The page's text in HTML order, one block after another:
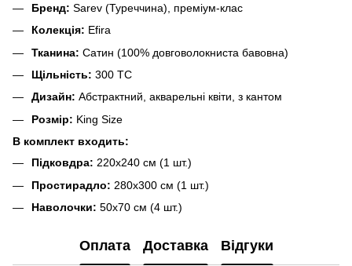
Бренд: Sarev (Туреччина), преміум-клас
Колекція: Efira
Тканина: Сатин (100% довговолокниста бавовна)
Щільність: 300 TC
Дизайн: Абстрактний, акварельні квіти, з кантом
Розмір: King Size
В комплект входить:
Підковдра: 220х240 см (1 шт.)
Простирадло: 280х300 см (1 шт.)
Наволочки: 50х70 см (4 шт.)
Оплата Доставка Відгуки